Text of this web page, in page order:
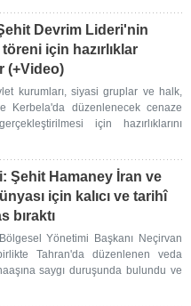
Devrim Lideri'nin
için hazırlıklar
(+Video)
kurumları, siyasi gruplar ve halk,
Kerbela'da düzenlenecek cenaze
için hazırlıklarını
Şehit Hamaney İran ve
için kalıcı ve tarihî
bıraktı
Yönetimi Başkanı Neçirvan
Tahran'da düzenlenen veda
saygı duruşunda bulundu ve